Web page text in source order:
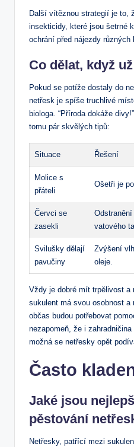
Další vítěznou strategií je to,
insekticidy, které jsou šetrné
ochrání před nájezdy různých
Co dělat, když
Pokud se potíže dostaly do
netřesk je spíše truchlivé
biologa. “Příroda dokáže
tomu pár skvělých tipů:
Situace Řešení
Molice s
přáteli
Ošetři je
Červci se
zasekli
vatového
Svilušky dělají
pavučiny
Zvýšení
oleje.
Vždy je dobré mít trpělivost a
sukulent má svou osobnost
občas budou potřebovat
nezapomeň, že i
možná se netřesky opět
Často
Jaké jsou
pěstování
Netřesky, patřící mezi